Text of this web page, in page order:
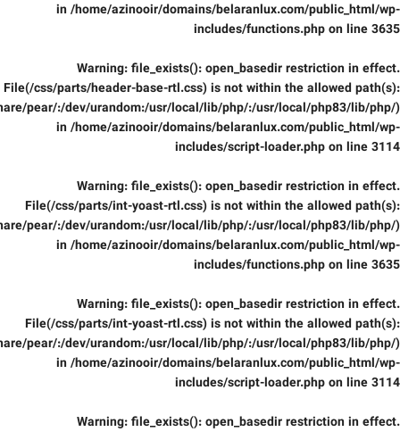
in /home/azinooir/domains/belaranlux.com/public_html/wp-
includes/functions.php on line 3635
Warning: file_exists(): open_basedir restriction in effect.
File(/css/parts/header-base-rtl.css) is not within the allowed path(s):
pear/:/dev/urandom:/usr/local/lib/php/:/usr/local/php83/lib/php/)
in /home/azinooir/domains/belaranlux.com/public_html/wp-
includes/script-loader.php on line 3114
Warning: file_exists(): open_basedir restriction in effect.
File(/css/parts/int-yoast-rtl.css) is not within the allowed path(s):
pear/:/dev/urandom:/usr/local/lib/php/:/usr/local/php83/lib/php/)
in /home/azinooir/domains/belaranlux.com/public_html/wp-
includes/functions.php on line 3635
Warning: file_exists(): open_basedir restriction in effect.
File(/css/parts/int-yoast-rtl.css) is not within the allowed path(s):
pear/:/dev/urandom:/usr/local/lib/php/:/usr/local/php83/lib/php/)
in /home/azinooir/domains/belaranlux.com/public_html/wp-
includes/script-loader.php on line 3114
Warning: file_exists(): open_basedir restriction in effect.